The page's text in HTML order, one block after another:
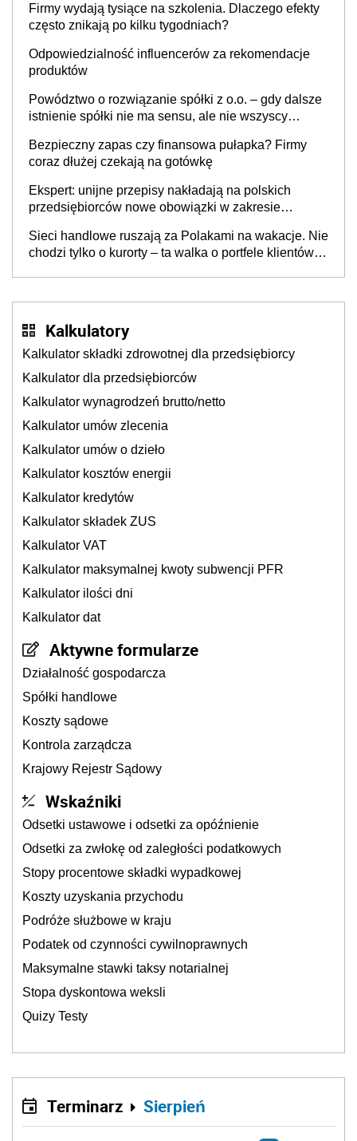
Firmy wydają tysiące na szkolenia. Dlaczego efekty
często znikają po kilku tygodniach?
Odpowiedzialność influencerów za rekomendacje
produktów
Powództwo o rozwiązanie spółki z o.o. – gdy dalsze
istnienie spółki nie ma sensu, ale nie wszyscy
Bezpieczny zapas czy finansowa pułapka? Firmy
coraz dłużej czekają na gotówkę
Ekspert: unijne przepisy nakładają na polskich
przedsiębiorców nowe obowiązki w zakresie
Sieci handlowe ruszają za Polakami na wakacje. Nie
chodzi tylko o kurorty – ta walka o portfele klientów
Kalkulatory
Kalkulator składki zdrowotnej dla przedsiębiorcy
Kalkulator dla przedsiębiorców
Kalkulator wynagrodzeń brutto/netto
Kalkulator umów zlecenia
Kalkulator umów o dzieło
Kalkulator kosztów energii
Kalkulator kredytów
Kalkulator składek ZUS
Kalkulator VAT
Kalkulator maksymalnej kwoty subwencji PFR
Kalkulator ilości dni
Kalkulator dat
Aktywne formularze
Działalność gospodarcza
Spółki handlowe
Koszty sądowe
Kontrola zarządcza
Krajowy Rejestr Sądowy
Wskaźniki
Odsetki ustawowe i odsetki za opóźnienie
Odsetki za zwłokę od zaległości podatkowych
Stopy procentowe składki wypadkowej
Koszty uzyskania przychodu
Podróże służbowe w kraju
Podatek od czynności cywilnoprawnych
Maksymalne stawki taksy notarialnej
Stopa dyskontowa weksli
Quizy Testy
Terminarz Sierpień